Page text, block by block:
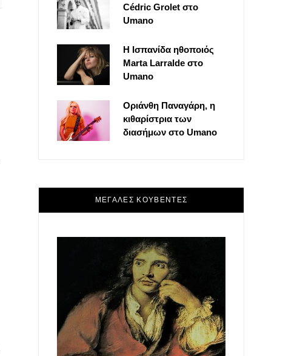
Cédric Grolet στο
Umano
Η Ισπανίδα ηθοποιός
Marta Larralde στο
Umano
Οριάνθη Παναγάρη, η
κιθαρίστρια των
διασήμων στο Umano
ΜΕΓΑΛΕΣ ΚΟΥΒΕΝΤΕΣ